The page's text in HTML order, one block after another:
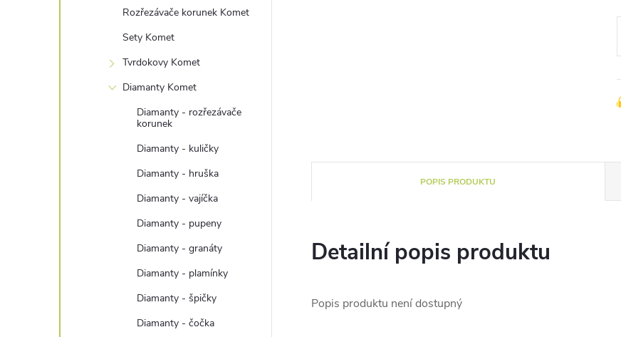
Rozřezávače korunek Komet
Sety Komet
Tvrdokovy Komet
Diamanty Komet
Diamanty - rozřezávače
korunek
Diamanty - kuličky
Diamanty - hruška
Diamanty - vajíčka
Diamanty - pupeny
Diamanty - granáty
Diamanty - plamínky
Diamanty - špičky
Diamanty - čočka
POPIS PRODUKTU
Detailní popis produktu
Popis produktu není dostupný